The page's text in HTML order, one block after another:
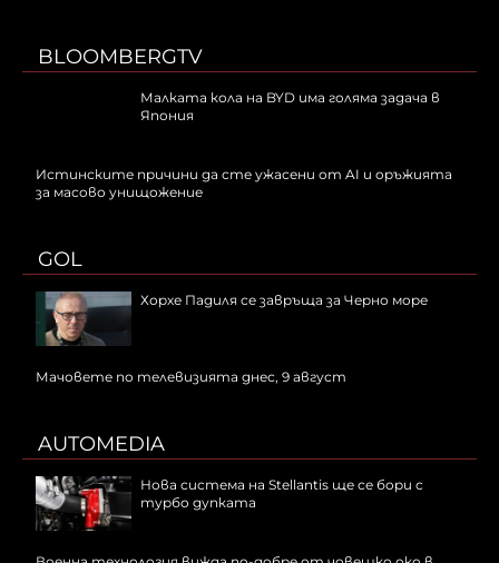
BLOOMBERGTV
Малката кола на BYD има голяма задача в
Япония
Истинските причини да сте ужасени от AI и оръжията
за масово унищожение
GOL
Хорхе Падиля се завръща за Черно море
Мачовете по телевизията днес, 9 август
AUTOMEDIA
Нова система на Stellantis ще се бори с
турбо дупката